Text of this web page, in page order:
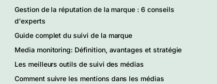
Gestion de la réputation de la marque : 6 conseils
d'experts
Guide complet du suivi de la marque
Media monitoring: Définition, avantages et stratégie
Les meilleurs outils de suivi des médias
Comment suivre les mentions dans les médias